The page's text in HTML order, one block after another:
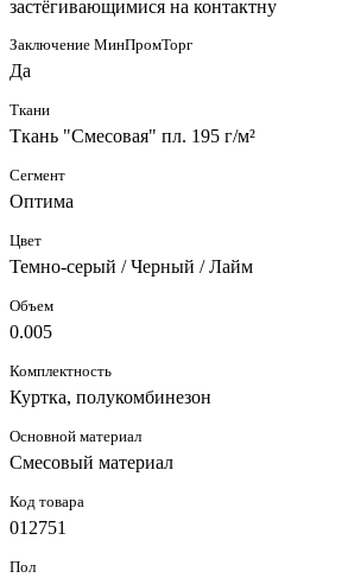
застёгивающимися на контактну
Заключение МинПромТорг
Да
Ткани
Ткань "Смесовая" пл. 195 г/м²
Сегмент
Оптима
Цвет
Темно-серый / Черный / Лайм
Объем
0.005
Комплектность
Куртка, полукомбинезон
Основной материал
Смесовый материал
Код товара
012751
Пол